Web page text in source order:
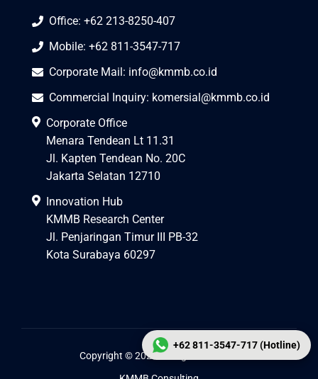
Office: +62 213-8250-407
Mobile: +62 811-3547-717
Corporate Mail: info@kmmb.co.id
Commercial Inquiry: komersial@kmmb.co.id
Corporate Office
Menara Tendean Lt 11.31
Jl. Kapten Tendean No. 20C
Jakarta Selatan 12710
Innovation Hub
KMMB Research Center
Jl. Penjaringan Timur III PB-32
Kota Surabaya 60297
+62 811-3547-717 (Hotline)
Copyright © 2026 All Right Reserved